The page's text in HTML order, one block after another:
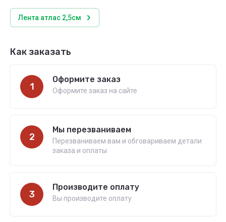
Лента атлас 2,5см
Как заказать
1
Оформите заказ
Оформите заказ на сайте
2
Мы перезваниваем
Перезваниваем вам и обговариваем детали
заказа и оплаты
3
Производите оплату
Вы производите оплату